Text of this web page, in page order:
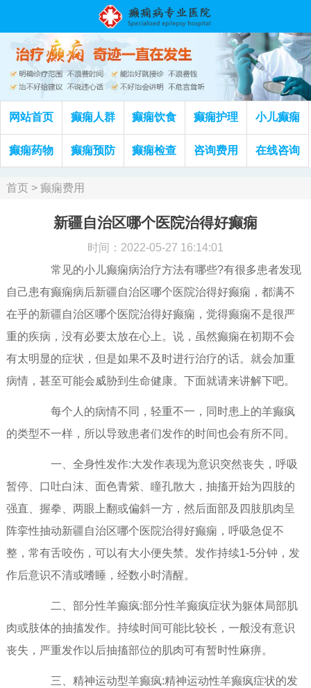
网站首页 癫痫人群 癫痫饮食 癫痫护理 小儿癫痫
癫痫药物 癫痫预防 癫痫检查 咨询费用 在线咨询
首页> 癫痫费用
新疆自治区哪个医院治得好癫痫
时间：2022-05-27 16:14:01
常见的小儿癫痫病治疗方法有哪些?有很多患者发现
自己患有癫痫病后新疆自治区哪个医院治得好癫痫，都满不
在乎的新疆自治区哪个医院治得好癫痫，觉得癫痫不是很严
重的疾病，没有必要太放在心上。说，虽然癫痫在初期不会
有太明显的症状，但是如果不及时进行治疗的话。就会加重
病情，甚至可能会威胁到生命健康。下面就请来讲解下吧。
每个人的病情不同，轻重不一，同时患上的羊癫疯
的类型不一样，所以导致患者们发作的时间也会有所不同。
一、全身性发作:大发作表现为意识突然丧失，呼吸
暂停、口吐白沫、面色青紫、瞳孔散大，抽搐开始为四肢的
强直、握拳、两眼上翻或偏斜一方，然后面部及四肢肌肉呈
阵挛性抽动新疆自治区哪个医院治得好癫痫，呼吸急促不
整，常有舌咬伤，可以有大小便失禁。发作持续1-5分钟，发
作后意识不清或嗜睡，经数小时清醒。
二、部分性羊癫疯:部分性羊癫疯症状为躯体局部肌
肉或肢体的抽搐发作。持续时间可能比较长，一般没有意识
丧失，严重发作以后抽搐部位的肌肉可有暂时性麻痹。
三、精神运动型羊癫疯:精神运动性羊癫疯症状的发